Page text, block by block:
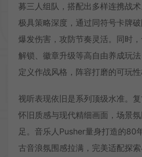
募三人组队，搭配出多样连携战
极具策略深度，通过同符号卡牌
爆发伤害，攻防节奏灵活。同时
解锁、徽章升级等高自由养成玩
定义作战风格，阵容打磨的可玩性
视听表现依旧是系列顶级水准。
怀旧质感与现代精细画面，场景
足。音乐人Pusher量身打造的80
古音浪氛围感拉满，完美适配探